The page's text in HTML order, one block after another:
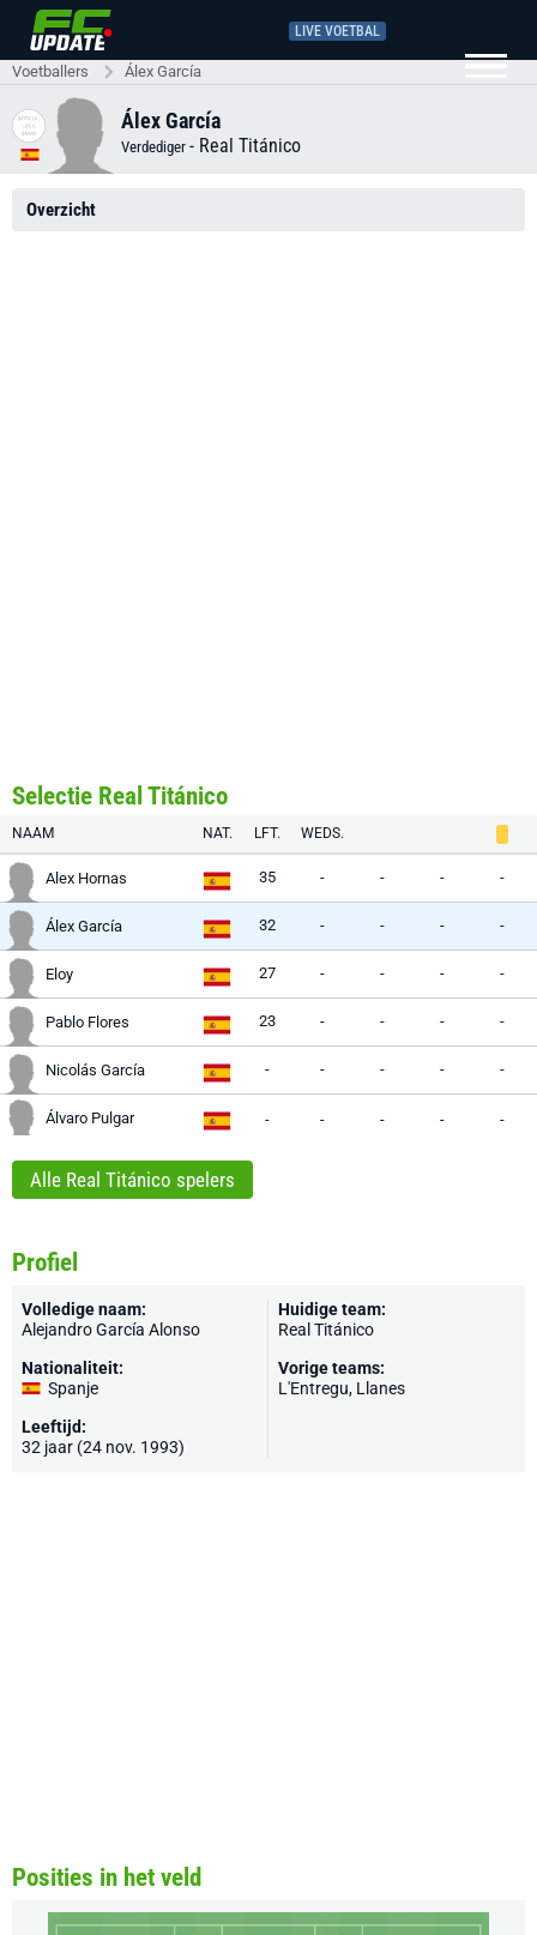
LIVE VOETBAL
Voetballers Álex García
Álex García
Verdediger - Real Titánico
Overzicht
Selectie Real Titánico
NAAM NAT. LFT. WEDS.
Alex Hornas 35 - - - -
Álex García 32 - - - -
Eloy 27 - - - -
Pablo Flores 23 - - - -
Nicolás García - - - - -
Álvaro Pulgar - - - - -
Alle Real Titánico spelers
Profiel
Volledige naam:
Alejandro García Alonso
Nationaliteit:
Spanje
Leeftijd:
32 jaar (24 nov. 1993)
Huidige team:
Real Titánico
Vorige teams:
L'Entregu, Llanes
Posities in het veld